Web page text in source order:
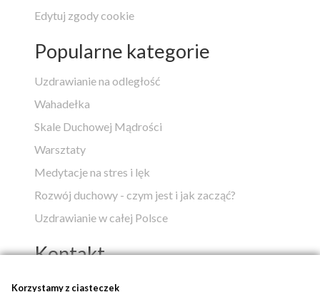
Edytuj zgody cookie
Popularne kategorie
Uzdrawianie na odległość
Wahadełka
Skale Duchowej Mądrości
Warsztaty
Medytacje na stres i lęk
Rozwój duchowy - czym jest i jak zacząć?
Uzdrawianie w całej Polsce
Kontakt
Popko - Centrum Medytacji i Uzdrawiania
Korzystamy z ciasteczek